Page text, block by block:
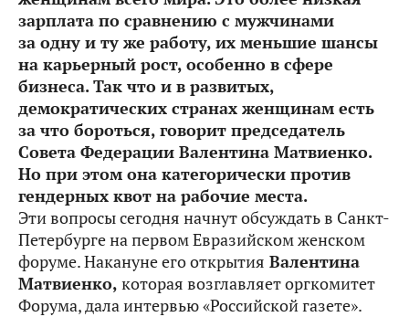
зарплата по сравнению с мужчинами
за одну и ту же работу, их меньшие шансы
на карьерный рост, особенно в сфере
бизнеса. Так что и в развитых,
демократических странах женщинам есть
за что бороться, говорит председатель
Совета Федерации Валентина Матвиенко.
Но при этом она категорически против
гендерных квот на рабочие места.
Эти вопросы сегодня начнут обсуждать в Санкт-
Петербурге на первом Евразийском женском
форуме. Накануне его открытия Валентина
Матвиенко, которая возглавляет оргкомитет
Форума, дала интервью «Российской газете».